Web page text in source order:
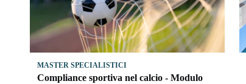
MASTER SPECIALISTICI
Compliance sportiva nel calcio - Modulo